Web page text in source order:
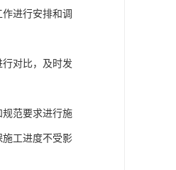
进行安排和调
对比，及时发
范要求进行施
工进度不受影